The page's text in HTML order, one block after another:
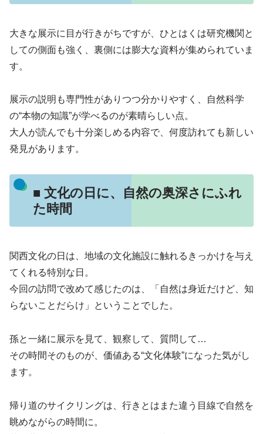
大きな展示に目が行きがちですが、ひとはくは研究機関と
しての側面も強く、裏側には膨大な資料が集められていま
す。
展示の説明も専門性がありつつ分かりやすく、自然科学
の“本物の知識”が学べるのが素晴らしい点。
大人が読んでも十分楽しめる内容で、何度訪れても新しい
発見があります。
■ 文化の日に、自然の奥深さにふれ
た時間
関西文化の日は、地域の文化施設に触れるきっかけを与え
てくれる特別な日。
今回の訪問で改めて感じたのは、「自然は身近だけど、知
らないことだらけ」ということでした。
孫と一緒に展示を見て、観察して、質問して…
その時間そのものが、価値ある“文化体験”になった気がし
ます。
帰り道のサイクリングは、行きとはまた違う目線で自然を
眺めながらの時間に。